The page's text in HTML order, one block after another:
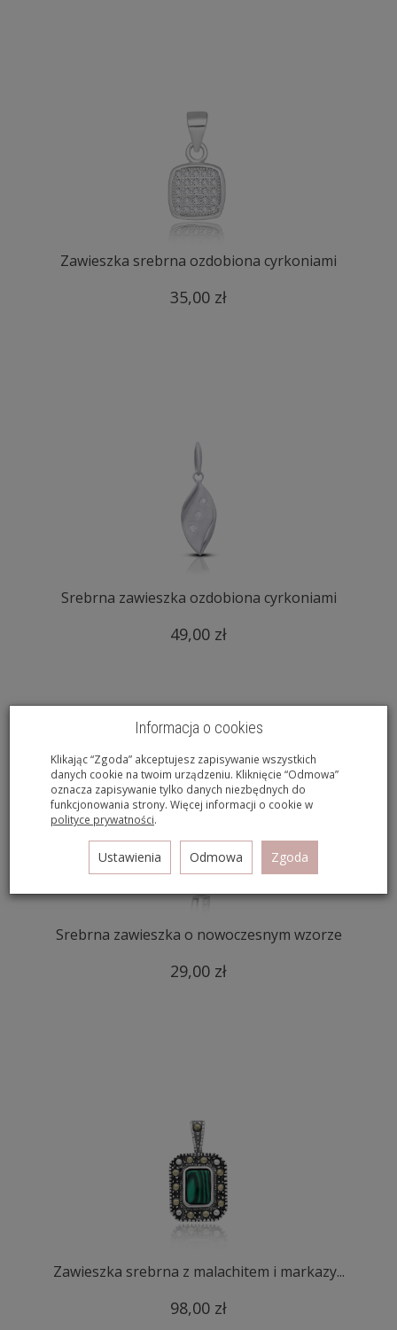
Zawieszka srebrna ozdobiona cyrkoniami
35,00 zł
Srebrna zawieszka ozdobiona cyrkoniami
49,00 zł
Srebrna zawieszka o nowoczesnym wzorze
29,00 zł
Zawieszka srebrna z malachitem i markazy...
98,00 zł
Informacja o cookies
Klikając “Zgoda” akceptujesz zapisywanie wszystkich
danych cookie na twoim urządzeniu. Kliknięcie “Odmowa”
oznacza zapisywanie tylko danych niezbędnych do
funkcjonowania strony. Więcej informacji o cookie w
polityce prywatności.
Ustawienia Odmowa Zgoda